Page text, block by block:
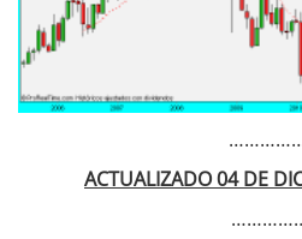
ACTUALIZADO 04 DE